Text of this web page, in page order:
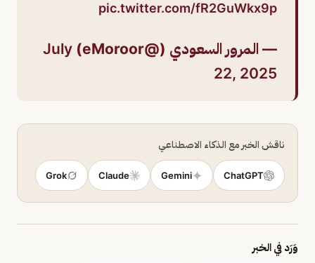
pic.twitter.com/fR2GuWkx9p
— المرور السعودي (@eMoroor)
July
22, 2025
ناقش الخبر مع الذكاء الاصطناعي
ChatGPT
Gemini
Claude
Grok
وَرَد في الخبر